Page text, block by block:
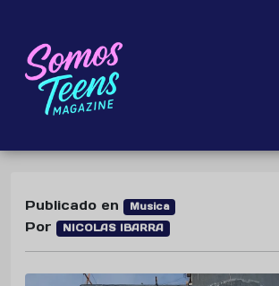
Publicado en Musica
Por NICOLAS IBARRA